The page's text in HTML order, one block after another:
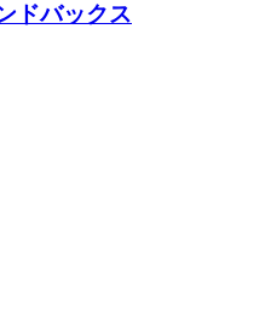
ドバックス